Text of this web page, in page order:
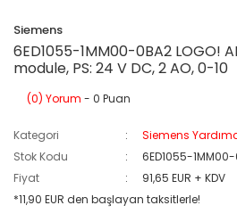
Siemens
6ED1055-1MM00-0BA2 LOGO!
module, PS: 24 V DC, 2 AO, 0-10
(0) Yorum - 0 Puan
Kategori
Siemens
Stok Kodu
6ED1055-
Fiyat
91,65 EUR + KDV
*11,90 EUR den başlayan taksitlerle!